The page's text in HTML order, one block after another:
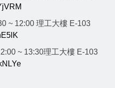
~ 12:00 理工大樓 E-103
~ 13:30理工大樓 E-103